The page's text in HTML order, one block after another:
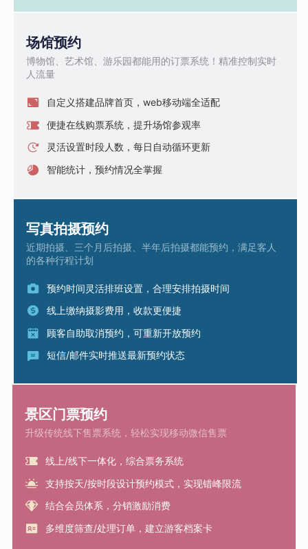
场馆预约
博物馆、艺术馆、游乐园都能用的订票系统！精准控制实时
人流量
自定义搭建品牌首页，web移动端全适配
便捷在线购票系统，提升场馆参观率
灵活设置时段人数，每日自动循环更新
智能统计，预约情况全掌握
写真拍摄预约
近期拍摄、三个月后拍摄、半年后拍摄都能预约，满足客人
的各种行程计划
预约时间灵活排班设置，合理安排拍摄时间
线上缴纳摄影费用，收款更便捷
顾客自助取消预约，可重新开放预约
短信/邮件实时推送最新预约状态
景区门票预约
升级传统线下售票系统，轻松实现移动微信售票
线上/线下一体化，综合票务系统
支持按天/按时段设计预约模式，实现错峰限流
结合会员体系，分销激励消费
多维度筛查/处理订单，建立游客档案卡